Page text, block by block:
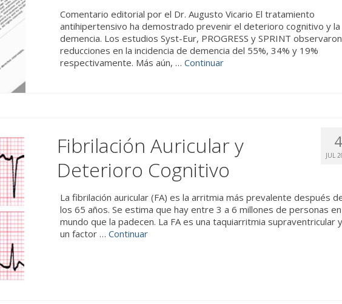
Comentario editorial por el Dr. Augusto Vicario El tratamiento
antihipertensivo ha demostrado prevenir el deterioro cognitivo y la
demencia. Los estudios Syst-Eur, PROGRESS y SPRINT observaron
reducciones en la incidencia de demencia del 55%, 34% y 19%
respectivamente. Más aún, …Continuar
4
JUL
Fibrilación Auricular y
Deterioro Cognitivo
La fibrilación auricular (FA) es la arritmia más prevalente después
los 65 años. Se estima que hay entre 3 a 6 millones de personas
mundo que la padecen. La FA es una taquiarritmia supraventricular y
un factor …Continuar